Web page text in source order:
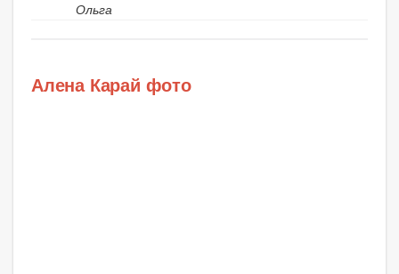
Ольга
Алена Карай фото